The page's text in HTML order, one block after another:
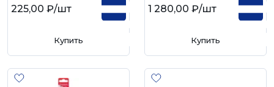
225,00 ₽/шт
Купить
1 280,00 ₽/шт
Купить